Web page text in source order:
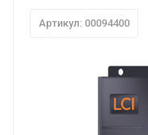
Артикул: 00094400